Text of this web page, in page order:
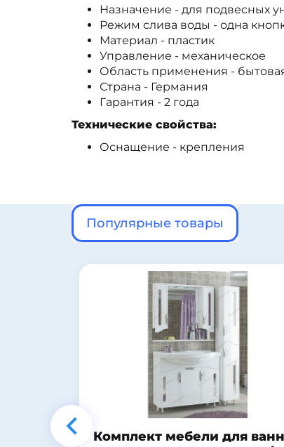
Назначение - для подвесных
Режим слива воды - одна
Материал - пластик
Управление - механическое
Область применения -
Страна - Германия
Гарантия - 2 года
Технические свойства:
Оснащение - крепления
Популярные товары
Шкаф-зеркало Francesca